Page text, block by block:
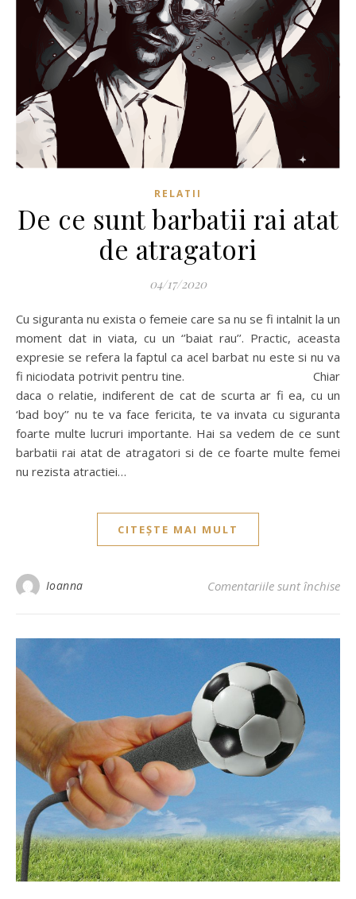
RELATII
De ce sunt barbatii rai atat
de atragatori
04/17/2020
Cu siguranta nu exista o femeie care sa nu se fi intalnit la un
moment dat in viata, cu un ‘’baiat rau’’. Practic, aceasta
expresie se refera la faptul ca acel barbat nu este si nu va
fi niciodata potrivit pentru tine. Chiar
daca o relatie, indiferent de cat de scurta ar fi ea, cu un
‘bad boy’’ nu te va face fericita, te va invata cu siguranta
foarte multe lucruri importante. Hai sa vedem de ce sunt
barbatii rai atat de atragatori si de ce foarte multe femei
nu rezista atractiei…
CITEȘTE MAI MULT
Ioanna Comentariile sunt închise